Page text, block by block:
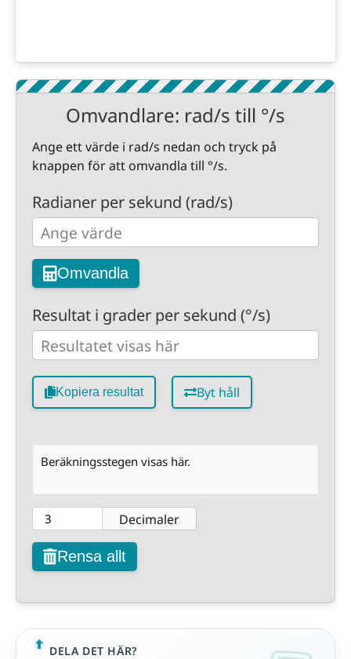
Omvandlare: rad/s till °/s
Ange ett värde i rad/s nedan och tryck på
knappen för att omvandla till °/s.
Radianer per sekund (rad/s)
Omvandla
Resultat i grader per sekund (°/s)
Kopiera resultat Byt håll
Beräkningsstegen visas här.
Decimaler
Rensa allt
DELA DET HÄR?